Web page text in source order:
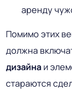
аренду
Помимо этих
должна
дизайна и
стараются